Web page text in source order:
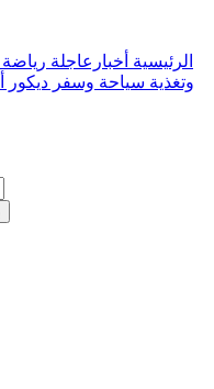
الرئيسية أخبارعاجلة رياضة
وتغذية سياحة وسفر ديكور